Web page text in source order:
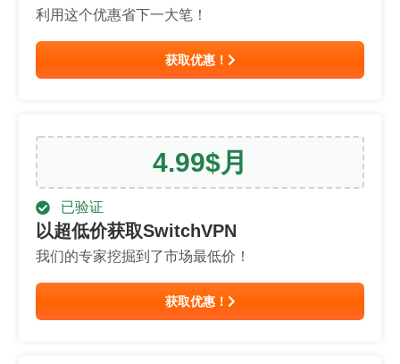
利用这个优惠省下一大笔！
获取优惠！
4.99$月
已验证
以超低价获取SwitchVPN
我们的专家挖掘到了市场最低价！
获取优惠！